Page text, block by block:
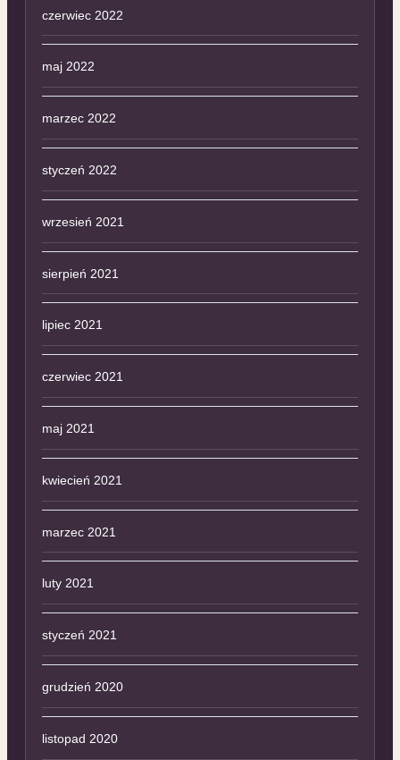
czerwiec 2022
maj 2022
marzec 2022
styczeń 2022
wrzesień 2021
sierpień 2021
lipiec 2021
czerwiec 2021
maj 2021
kwiecień 2021
marzec 2021
luty 2021
styczeń 2021
grudzień 2020
listopad 2020